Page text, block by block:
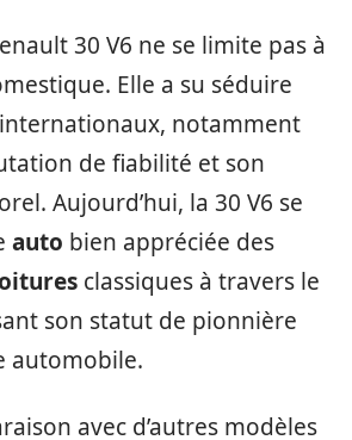
30 V6 ne se limite pas à
Elle a su séduire
notamment
de fiabilité et son
Aujourd’hui, la 30 V6 se
auto bien appréciée des
classiques à travers le
son statut de pionnière
automobile.
avec d’autres modèles